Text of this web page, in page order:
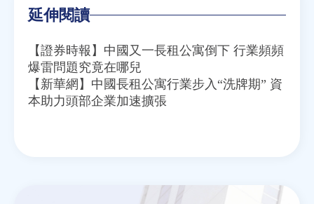
延伸閱讀
【證券時報】中國又一長租公寓倒下 行業頻頻
爆雷問題究竟在哪兒
【新華網】中國長租公寓行業步入“洗牌期” 資
本助力頭部企業加速擴張